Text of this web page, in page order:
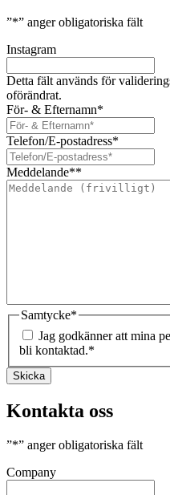
”*” anger obligatoriska fält
Instagram
Detta fält används för
oförändrat.
För- & Efternamn*
Telefon/E-postadress*
Meddelande**
Samtycke*
Jag godkänner att mina
bli kontaktad.*
Skicka
Kontakta oss
”*” anger obligatoriska fält
Company